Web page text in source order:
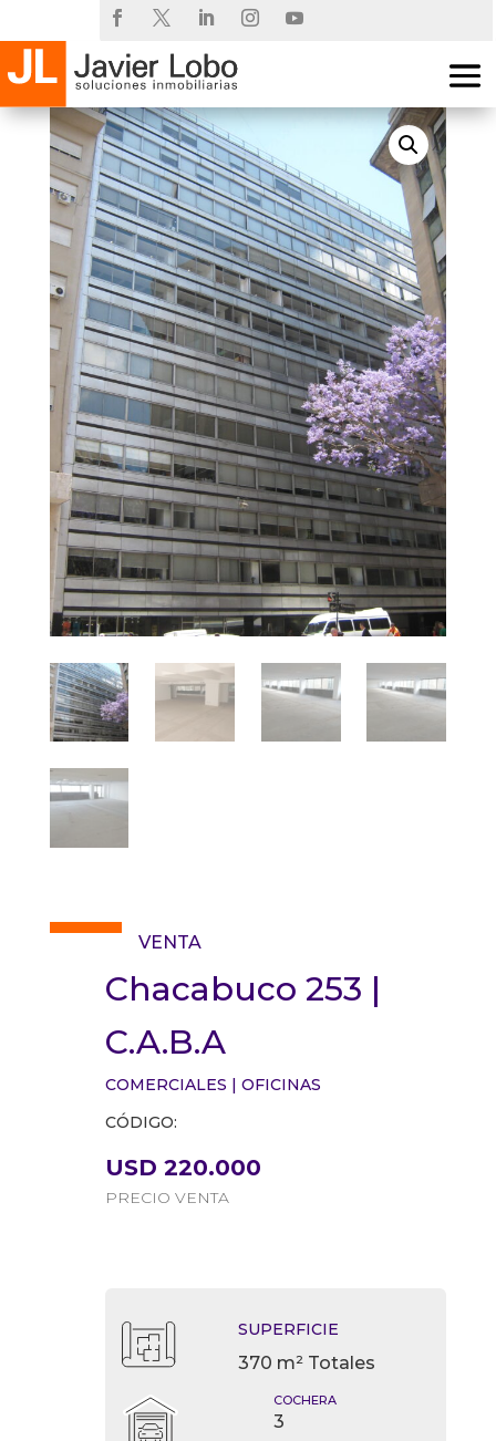
VENTA
Chacabuco 253 |
C.A.B.A
COMERCIALES | OFICINAS
CÓDIGO:
USD 220.000
PRECIO VENTA
SUPERFICIE
370 m² Totales
COCHERA
3